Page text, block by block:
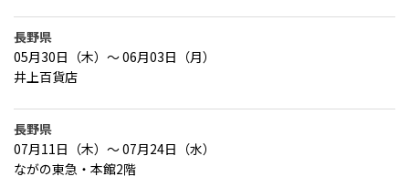
長野県
05月30日（木）～ 06月03日（月）
井上百貨店
長野県
07月11日（木）～ 07月24日（水）
ながの東急・本館2階